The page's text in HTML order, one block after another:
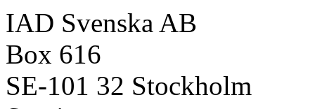
IAD Svenska AB
Box 616
SE-101 32 Stockholm